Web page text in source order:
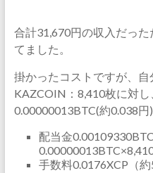
合計31,670円の収入だっ
てました。
掛かったコストですが、
KAZCOIN：8,410枚に対し
0.00000013BTC(約0.038円)
配当金
手数料0.0176XCP（